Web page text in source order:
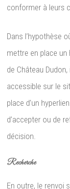
conformer à leurs
Dans l’hypothèse
mettre en place un
de Château
accessible sur le
place d’un
d’accepter ou de
décision.
Recherche
En outre, le renvoi